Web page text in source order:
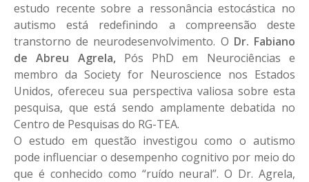
estudo recente sobre a ressonância estocástica no
autismo está redefinindo a compreensão deste
transtorno de neurodesenvolvimento. O Dr. Fabiano
de Abreu Agrela,Pós PhD em Neurociências e
membro da Society for Neuroscience nos Estados
Unidos, ofereceu sua perspectiva valiosa sobre esta
pesquisa, que está sendo amplamente debatida no
Centro de Pesquisas do RG-TEA.
O estudo em questão investigou como o autismo
pode influenciar o desempenho cognitivo por meio do
que é conhecido como “ruído neural”. O Dr. Agrela,